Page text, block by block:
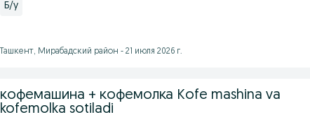
Б/у
Ташкент, Мирабадский район - 21 июля 2026 г.
кофемашина + кофемолка Kofe mashina va
kofemolka sotiladi